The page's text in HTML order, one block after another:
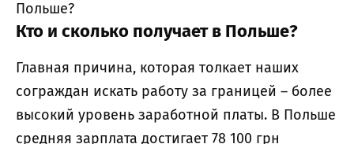
Польше?
Кто и сколько получает в Польше?
Главная причина, которая толкает наших
сограждан искать работу за границей – более
высокий уровень заработной платы. В Польше
средняя зарплата достигает 78 100 грн